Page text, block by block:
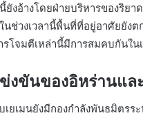
ยังอ้างโดยฝ่ายบริหารของริยา
นช่วงเวลานี้พื้นที่ที่อยู่อาศัยยัง
รโจมตีเหล่านี้มีการสมคบกันใ
งขันของอิหร่านแล
เยเมนยังมีกองกำลังพันธมิตร